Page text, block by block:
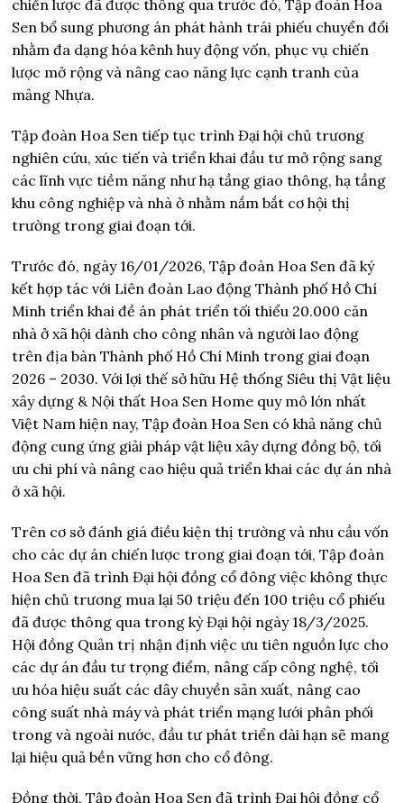
chiến lược đã được thông qua trước đó, Tập đoàn Hoa
Sen bổ sung phương án phát hành trái phiếu chuyển đổi
nhằm đa dạng hóa kênh huy động vốn, phục vụ chiến
lược mở rộng và nâng cao năng lực cạnh tranh của
mảng Nhựa.
Tập đoàn Hoa Sen tiếp tục trình Đại hội chủ trương
nghiên cứu, xúc tiến và triển khai đầu tư mở rộng sang
các lĩnh vực tiềm năng như hạ tầng giao thông, hạ tầng
khu công nghiệp và nhà ở nhằm nắm bắt cơ hội thị
trường trong giai đoạn tới.
Trước đó, ngày 16/01/2026, Tập đoàn Hoa Sen đã ký
kết hợp tác với Liên đoàn Lao động Thành phố Hồ Chí
Minh triển khai đề án phát triển tối thiểu 20.000 căn
nhà ở xã hội dành cho công nhân và người lao động
trên địa bàn Thành phố Hồ Chí Minh trong giai đoạn
2026 – 2030. Với lợi thế sở hữu Hệ thống Siêu thị Vật liệu
xây dựng & Nội thất Hoa Sen Home quy mô lớn nhất
Việt Nam hiện nay, Tập đoàn Hoa Sen có khả năng chủ
động cung ứng giải pháp vật liệu xây dựng đồng bộ, tối
ưu chi phí và nâng cao hiệu quả triển khai các dự án nhà
ở xã hội.
Trên cơ sở đánh giá điều kiện thị trường và nhu cầu vốn
cho các dự án chiến lược trong giai đoạn tới, Tập đoàn
Hoa Sen đã trình Đại hội đồng cổ đông việc không thực
hiện chủ trương mua lại 50 triệu đến 100 triệu cổ phiếu
đã được thông qua trong kỳ Đại hội ngày 18/3/2025.
Hội đồng Quản trị nhận định việc ưu tiên nguồn lực cho
các dự án đầu tư trọng điểm, nâng cấp công nghệ, tối
ưu hóa hiệu suất các dây chuyền sản xuất, nâng cao
công suất nhà máy và phát triển mạng lưới phân phối
trong và ngoài nước, đầu tư phát triển dài hạn sẽ mang
lại hiệu quả bền vững hơn cho cổ đông.
Đồng thời, Tập đoàn Hoa Sen đã trình Đại hội đồng cổ